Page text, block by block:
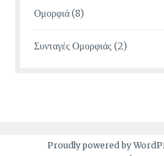
Ομορφιά(8)
Συνταγές Ομορφιάς (2)
Proudly powered by